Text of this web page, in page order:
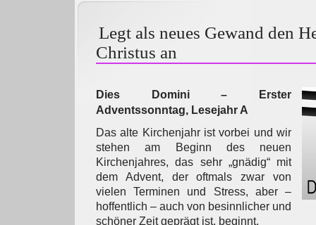
Legt als neues Gewand den
Christus an
Dies Domini – Erster
Adventssonntag, Lesejahr A
Das alte Kirchenjahr ist vorbei und wir
stehen am Beginn des neuen
Kirchenjahres, das sehr „gnädig“ mit
dem Advent, der oftmals zwar von
vielen Terminen und Stress, aber –
hoffentlich – auch von besinnlicher und
schöner Zeit geprägt ist, beginnt.